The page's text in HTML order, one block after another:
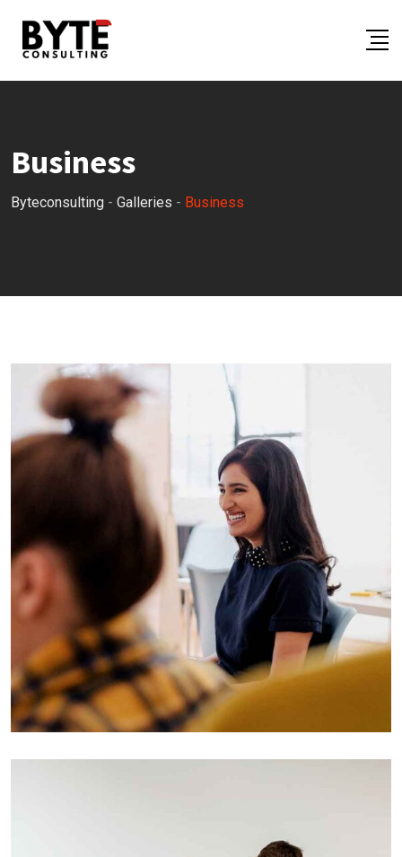
content
Business
Byteconsulting - Galleries - Business